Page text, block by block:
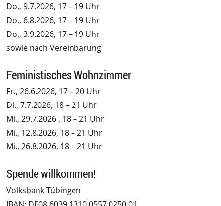
Do., 9.7.2026, 17 – 19 Uhr
Do., 6.8.2026, 17 – 19 Uhr
Do., 3.9.2026, 17 – 19 Uhr
sowie nach Vereinbarung
Feministisches Wohnzimmer
Fr., 26.6.2026, 17 – 20 Uhr
Di., 7.7.2026, 18 – 21 Uhr
Mi., 29.7.2026 , 18 – 21 Uhr
Mi., 12.8.2026, 18 – 21 Uhr
Mi., 26.8.2026, 18 – 21 Uhr
Spende willkommen!
Volksbank Tübingen